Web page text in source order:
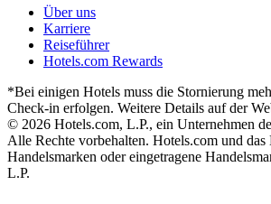
Über uns
Karriere
Reiseführer
Hotels.com Rewards
*Bei einigen Hotels muss die Stornierung
Check-in erfolgen. Weitere Details auf der
© 2026 Hotels.com, L.P., ein Unternehmen
Alle Rechte vorbehalten. Hotels.com und
Handelsmarken oder eingetragene
L.P.